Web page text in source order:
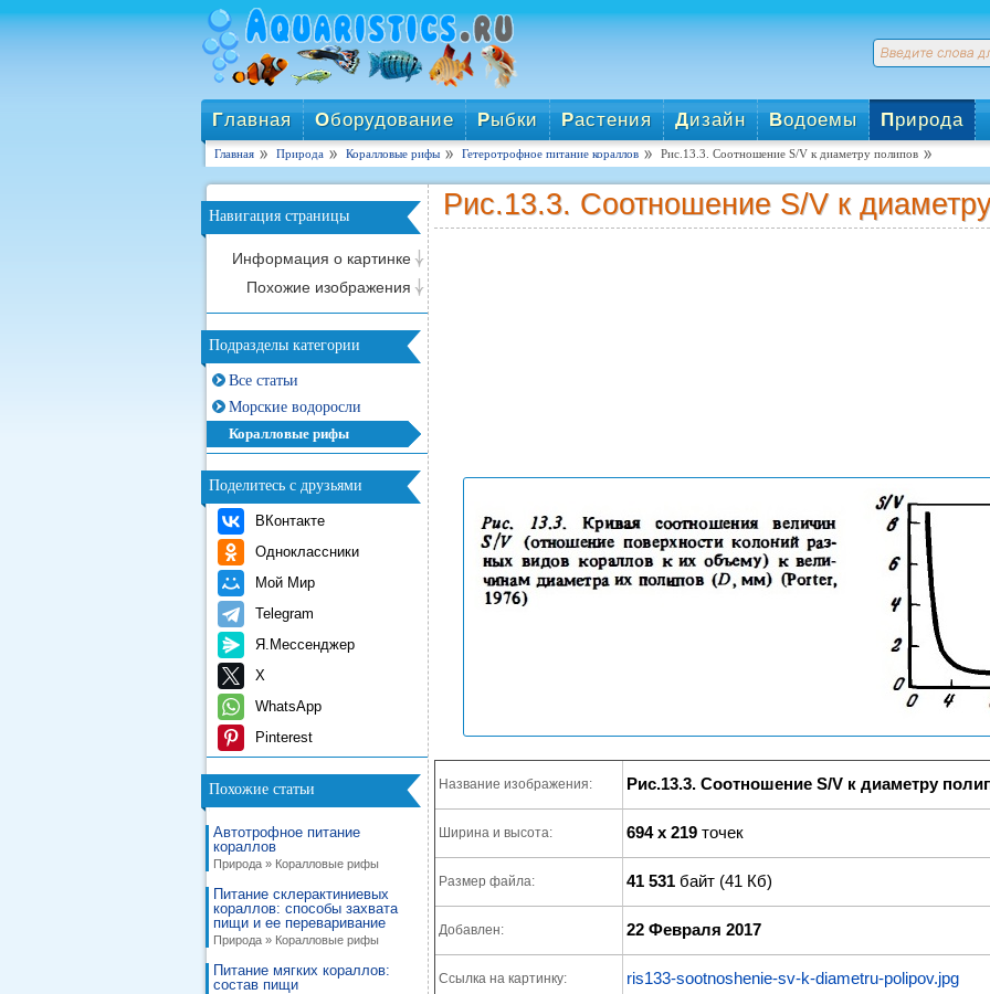
Главная Оборудование Рыбки Растения Дизайн Водоемы Природа
Главная Природа Коралловые рифы Гетеротрофное питание кораллов Рис.13.3. Соотношение S/V к диаметру полипов
Навигация страницы
Информация о картинке
Похожие изображения
Подразделы категории
Все статьи
Морские водоросли
Коралловые рифы
Поделитесь с друзьями
ВКонтакте
Одноклассники
Мой Мир
Telegram
Я.Мессенджер
X
WhatsApp
Pinterest
Похожие статьи
Автотрофное питание
кораллов
Природа » Коралловые рифы
Питание склерактиниевых
кораллов: способы захвата
пищи и ее переваривание
Природа » Коралловые рифы
Питание мягких кораллов:
состав пищи
Рис.13.3. Соотношение S/V к
Название изображения: Рис.13.3. Соотношение S/V к диаметру
Ширина и высота: 694 x 219 точек
Размер файла: 41 531 байт (41 Кб)
Добавлен: 22 Февраля 2017
Ссылка на картинку: ris133-sootnoshenie-sv-k-diametru-polipov.jpg